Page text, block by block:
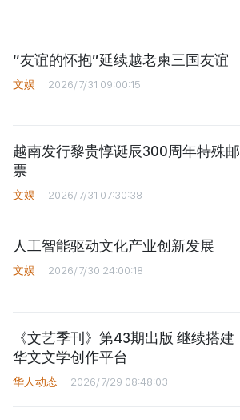
“友谊的怀抱”延续越老柬三国友谊
文娱 2026/7/31 09:00:15
越南发行黎贵惇诞辰300周年特殊邮
票
文娱 2026/7/31 07:30:38
人工智能驱动文化产业创新发展
文娱 2026/7/30 24:00:18
《文艺季刊》第43期出版 继续搭建
华文文学创作平台
华人动态 2026/7/29 08:48:03